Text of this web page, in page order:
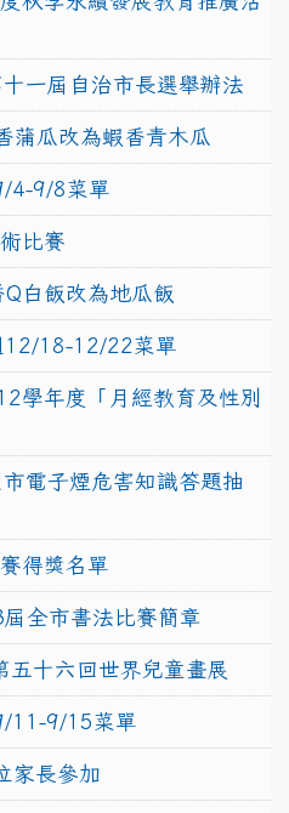
一屆自治市長選舉辦法
蒲瓜改為蝦香青木瓜
4-9/8菜單
比賽
白飯改為地瓜飯
12/18-12/22菜單
學年度「月經教育及性別
電子煙危害知識答題抽
得獎名單
全市書法比賽簡章
五十六回世界兒童畫展
11-9/15菜單
家長參加